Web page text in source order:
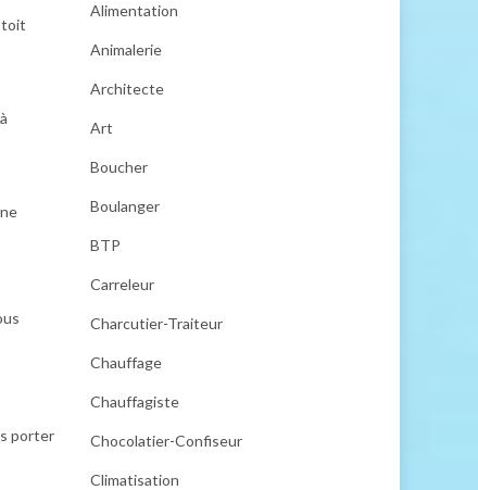
toit
porter
Alimentation
Animalerie
Architecte
Art
Boucher
Boulanger
BTP
Carreleur
Charcutier-Traiteur
Chauffage
Chauffagiste
Chocolatier-Confiseur
Climatisation